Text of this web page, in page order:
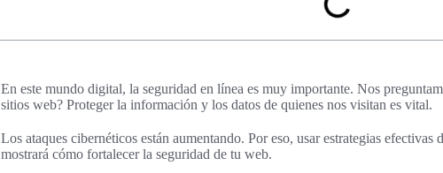
En este mundo digital, la seguridad en línea es muy importante. Nos
sitios web? Proteger la información y los datos de quienes nos visitan es vital.
Los ataques cibernéticos están aumentando. Por eso, usar estrategias efectivas
mostrará cómo fortalecer la seguridad de tu web.